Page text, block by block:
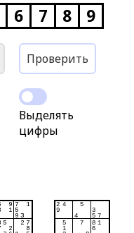
6 7 8 9
Проверить
Выделять
цифры